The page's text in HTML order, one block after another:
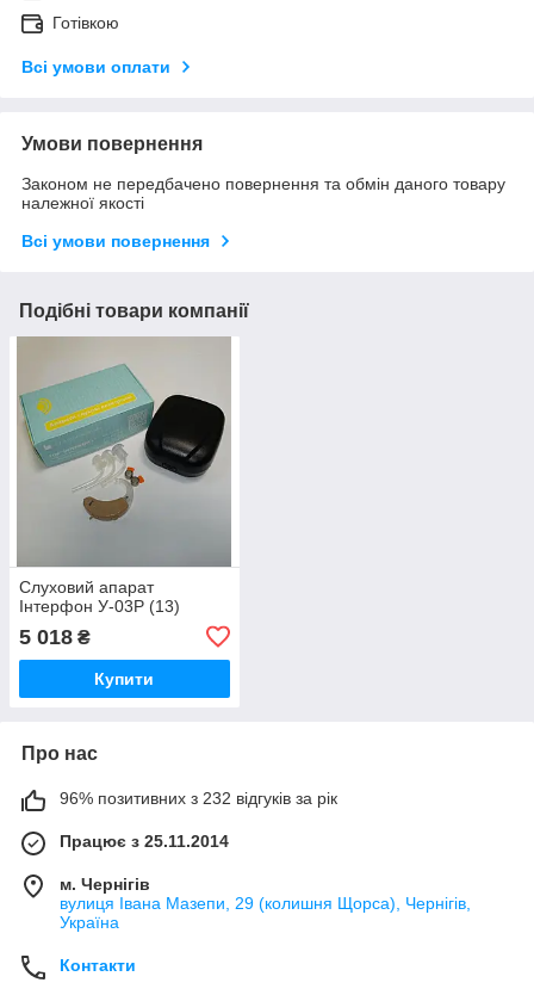
Готівкою
Всі умови оплати
Умови повернення
Законом не передбачено повернення та обмін даного товару
належної якості
Всі умови повернення
Подібні товари компанії
Слуховий апарат
Інтерфон У-03P (13)
5 018 ₴
Купити
Про нас
96% позитивних з 232 відгуків за рік
Працює з 25.11.2014
м. Чернігів
вулиця Івана Мазепи, 29 (колишня Щорса), Чернігів,
Україна
Контакти